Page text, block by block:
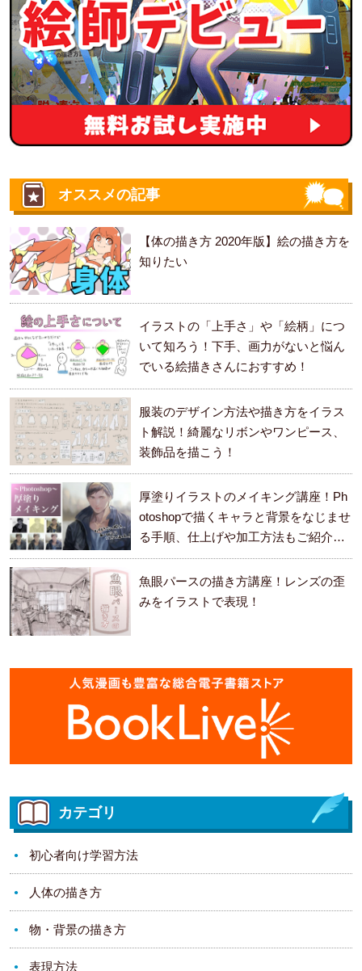
オススメの記事
【体の描き方 2020年版】絵の描き方を
知りたい
イラストの「上手さ」や「絵柄」につ
いて知ろう！下手、画力がないと悩ん
でいる絵描きさんにおすすめ！
服装のデザイン方法や描き方をイラス
ト解説！綺麗なリボンやワンピース、
装飾品を描こう！
厚塗りイラストのメイキング講座！Ph
otoshopで描くキャラと背景をなじませ
る手順、仕上げや加工方法もご紹介し
ます。
魚眼パースの描き方講座！レンズの歪
みをイラストで表現！
カテゴリ
初心者向け学習方法
人体の描き方
物・背景の描き方
表現方法